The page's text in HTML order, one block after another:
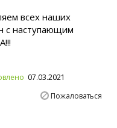
всех наших
с наступающим
07.03.2021
Пожаловаться